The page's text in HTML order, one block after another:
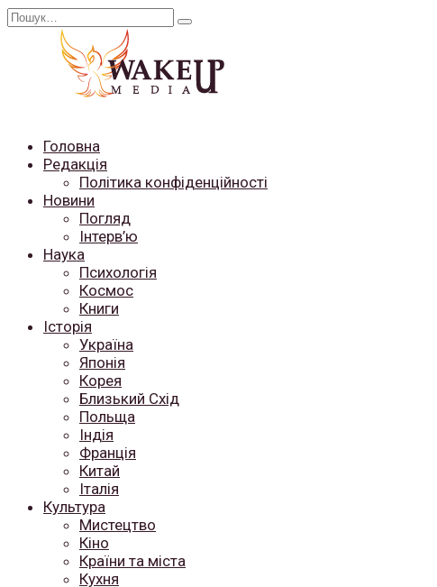
Перейти
Search
Головна
Редакція
Політика конфіденційності
Новини
Погляд
Інтерв’ю
Наука
Психологія
Космос
Книги
Історія
Україна
Японія
Корея
Близький Схід
Польща
Індія
Франція
Китай
Італія
Культура
Мистецтво
Кіно
Країни та міста
Кухня